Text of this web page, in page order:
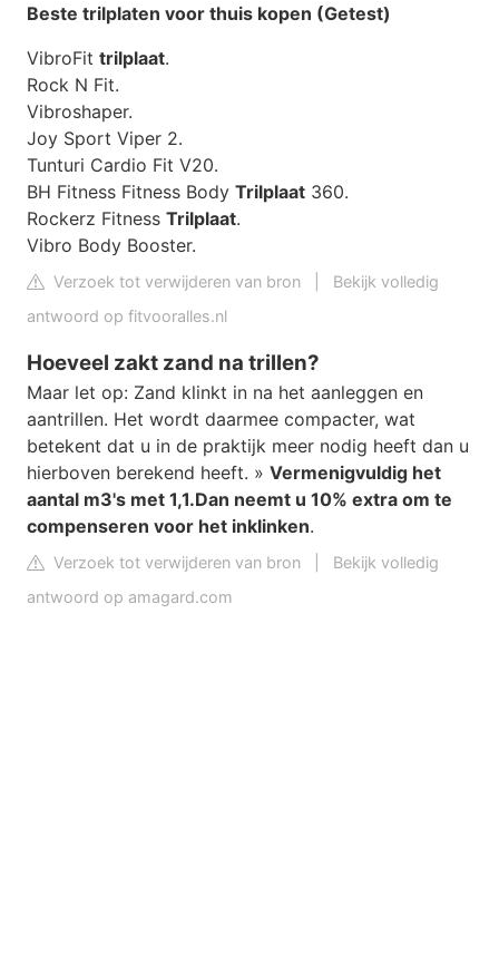
Beste trilplaten voor thuis kopen (Getest)
VibroFit trilplaat.
Rock N Fit.
Vibroshaper.
Joy Sport Viper 2.
Tunturi Cardio Fit V20.
BH Fitness Fitness Body Trilplaat 360.
Rockerz Fitness Trilplaat.
Vibro Body Booster.
Verzoek tot verwijderen van bron
Bekijk volledig
antwoord op fitvooralles.nl
Hoeveel zakt zand na trillen?
Maar let op: Zand klinkt in na het aanleggen en
aantrillen. Het wordt daarmee compacter, wat
betekent dat u in de praktijk meer nodig heeft dan u
hierboven berekend heeft. » Vermenigvuldig het
aantal m3's met 1,1.Dan neemt u 10% extra om te
compenseren voor het inklinken.
Verzoek tot verwijderen van bron
Bekijk volledig
antwoord op amagard.com